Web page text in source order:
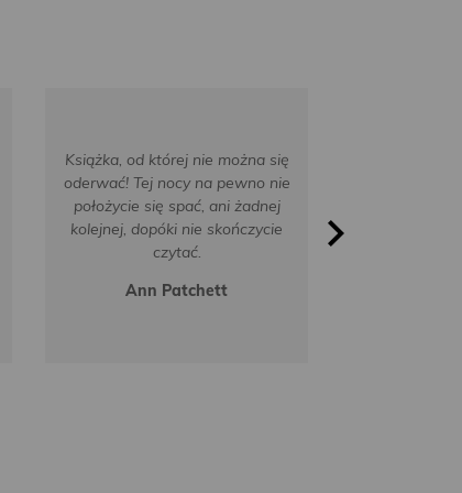
Książka, od której nie można się
oderwać! Tej nocy na pewno nie
położycie się spać, ani żadnej
kolejnej, dopóki nie skończycie
czytać.
Ann Patchett